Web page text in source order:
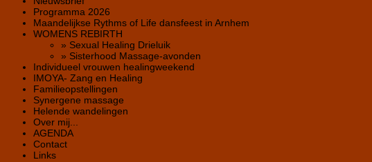
Programma 2026
Maandelijkse Rythms of Life dansfeest in Arnhem
WOMENS REBIRTH
» Sexual Healing Drieluik
» Sisterhood Massage-avonden
Individueel vrouwen healingweekend
IMOYA- Zang en Healing
Familieopstellingen
Synergene massage
Helende wandelingen
Over mij...
AGENDA
Contact
Links